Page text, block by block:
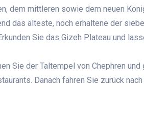
dem mittleren sowie dem neuen
das älteste, noch erhaltene der
Sie das Gizeh Plateau und
Sie der Taltempel von Chephren
Danach fahren Sie zurück